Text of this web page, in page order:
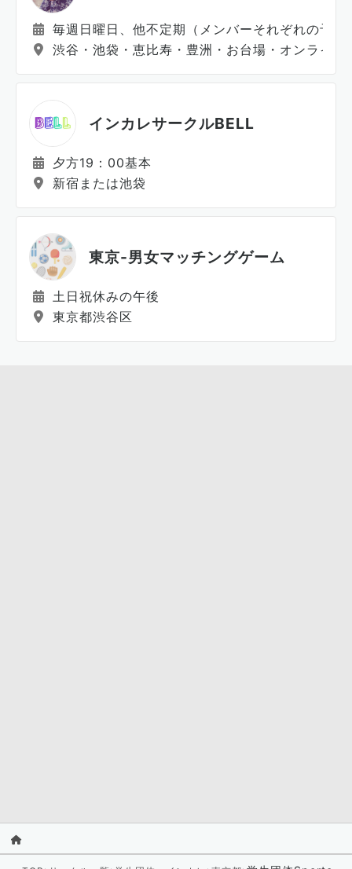
毎週日曜日、他不定期（メンバーそれぞれの予
渋谷・池袋・恵比寿・豊洲・お台場・オンライン
インカレサークルBELL
夕方19：00基本
新宿または池袋
東京-男女マッチングゲーム
土日祝休みの午後
東京都渋谷区